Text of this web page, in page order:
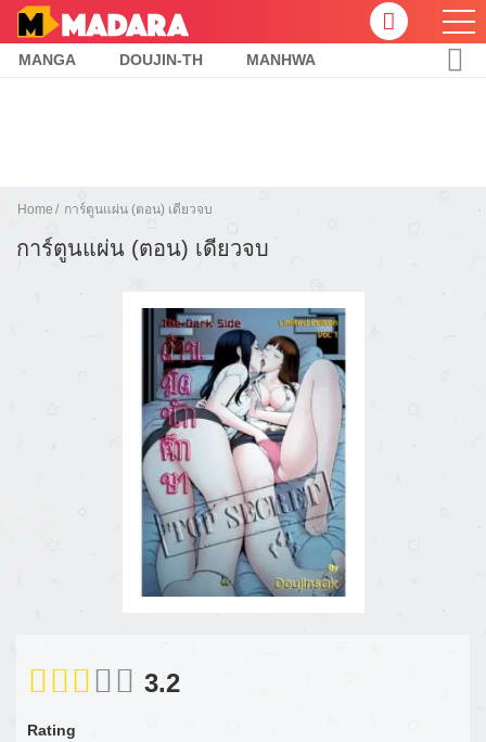
MANGA DOUJIN-TH MANHWA
Home การ์ตูนแผ่น (ตอน) เดียวจบ
การ์ตูนแผ่น (ตอน) เดียวจบ
3.2
Rating